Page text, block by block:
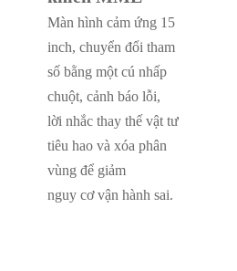
Màn hình cảm ứng 15
inch, chuyển đổi tham
số bằng một cú nhấp
chuột, cảnh báo lỗi,
lời nhắc thay thế vật tư
tiêu hao và xóa phân
vùng để giảm
nguy cơ vận hành sai.